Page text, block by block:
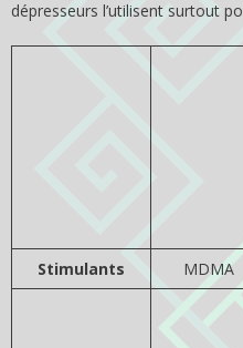
dépresseurs l’utilisent surtout
Stimulants MDMA